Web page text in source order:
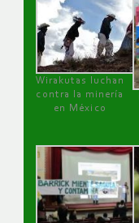
Wirakutas luchan
contra la minería
en México